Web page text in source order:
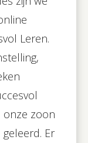
Leren.
onze zoon
Er